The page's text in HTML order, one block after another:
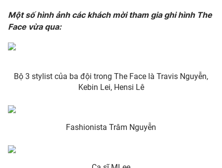
Thị trường
Tư vấn
Lịch phát sóng
Emagazine Podcast
Photo
Shorts video
VTV Thể thao
Một số hình ảnh các khách mời tham gia ghi hình The
Face vừa qua:
Bộ 3 stylist của ba đội trong The Face là Travis Nguyễn,
Kebin Lei, Hensi Lê
Fashionista Trâm Nguyễn